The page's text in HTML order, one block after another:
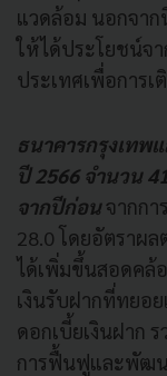
แวดล้อม นอกจา
ให้ได้ประโยชน์จา
ประเทศเพื่อการเ
ธนาคารกรุงเทพ
ปี 2566 จำนวน
จากปีก่อนจากกา
28.0 โดยอัตราผ
ได้เพิ่มขึ้นสอดคล้
เงินรับฝากที่ทยอ
ดอกเบี้ยเงินฝาก
การฟื้นฟูและพัฒน